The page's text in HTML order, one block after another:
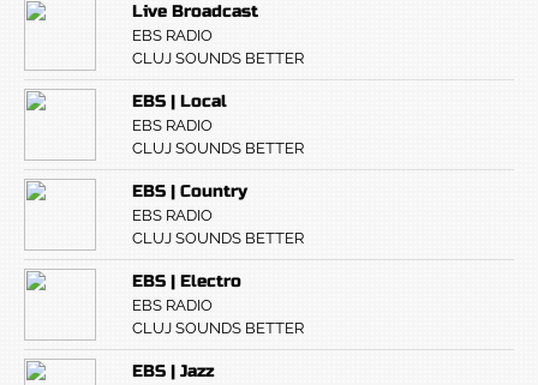
Live Broadcast
EBS RADIO
CLUJ SOUNDS BETTER
EBS | Local
EBS RADIO
CLUJ SOUNDS BETTER
EBS | Country
EBS RADIO
CLUJ SOUNDS BETTER
EBS | Electro
EBS RADIO
CLUJ SOUNDS BETTER
EBS | Jazz